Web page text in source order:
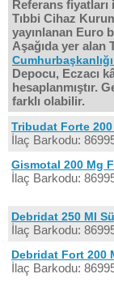
Referans
Tıbbi Cihaz
yayınlanan Euro
Aşağıda yer alan
Depocu, Eczacı
hesaplanmıştır.
farklı olabilir.
Tribudat Forte
İlaç Barkodu:
Gismotal 200 Mg
İlaç Barkodu:
Debridat 250 Ml
İlaç Barkodu:
Debridat Fort 200
İlaç Barkodu: